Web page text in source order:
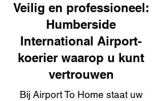
Veilig en professioneel:
Humberside
International Airport-
koerier waarop u kunt
vertrouwen
Bij Airport To Home staat uw